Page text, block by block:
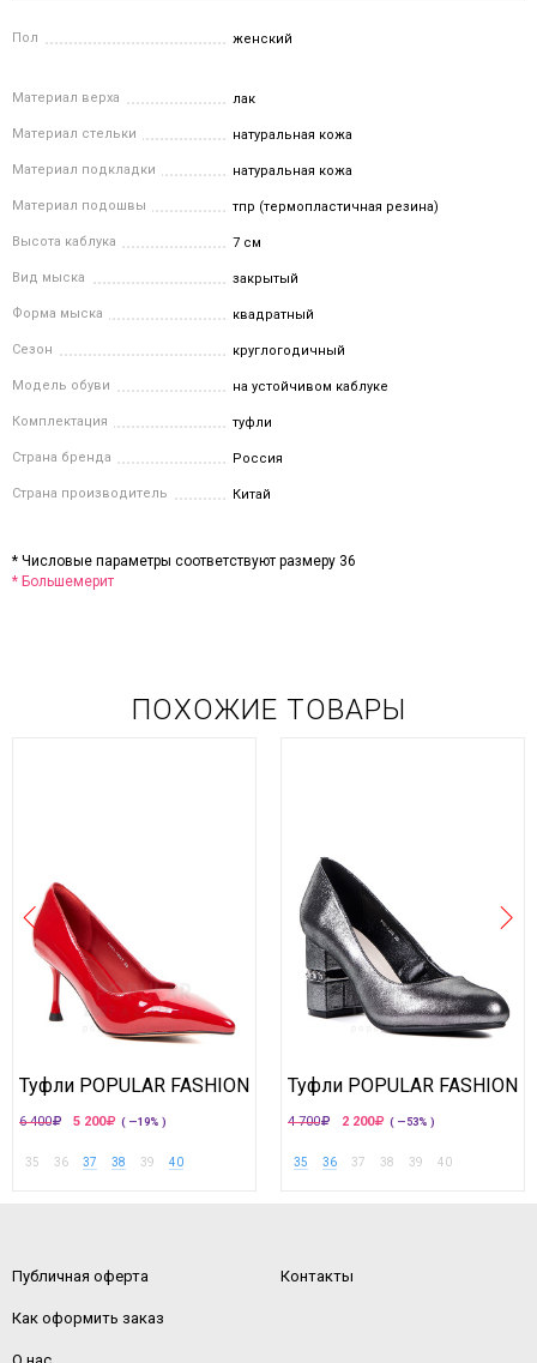
Пол женский
Материал верха лак
Материал стельки натуральная кожа
Материал подкладки натуральная кожа
Материал подошвы тпр (термопластичная резина)
Высота каблука 7 см
Вид мыска закрытый
Форма мыска квадратный
Сезон круглогодичный
Модель обуви на устойчивом каблуке
Комплектация туфли
Страна бренда Россия
Страна производитель Китай
* Числовые параметры соответствуют размеру 36
* Большемерит
ПОХОЖИЕ ТОВАРЫ
Туфли POPULAR FASHION
6 400 5 200 ( —19% )
35 36 37 38 39 40
Туфли POPULAR FASHION
4 700 2 200 ( —53% )
35 36 37 38 39 40
Публичная оферта
Как оформить заказ
Контакты